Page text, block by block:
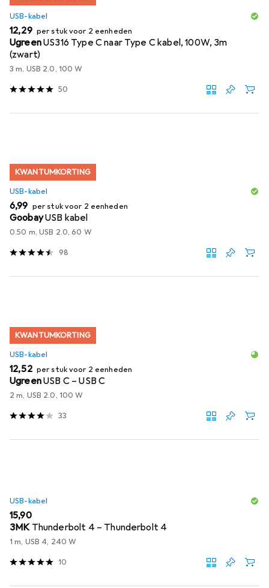
USB-kabel
EUR
12,29 per stuk voor 2 eenheden
UgreenUS316 Type C naar Type C kabel, 100W, 3m
(zwart)
3 m, USB 2.0, 100 W
50
KWANTUMKORTING
USB-kabel
EUR
6,99 per stuk voor 2 eenheden
GoobayUSB kabel
0.50 m, USB 2.0, 60 W
98
KWANTUMKORTING
USB-kabel
EUR
12,52 per stuk voor 2 eenheden
UgreenUSB C – USB C
2 m, USB 2.0, 100 W
33
USB-kabel
EUR
15,90
3MK Thunderbolt 4 – Thunderbolt 4
1 m, USB 4, 240 W
10